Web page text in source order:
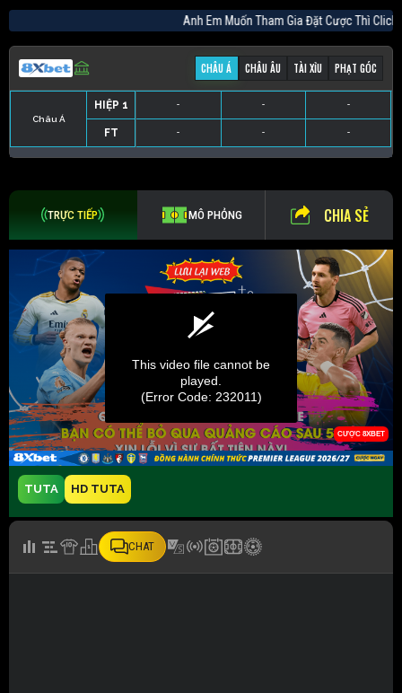
Anh Em Muốn Tham Gia Đặt Cược
CHÂU Á CHÂU ÂU TÀI XỈU PHẠT GÓC
Châu Á
HIỆP 1
FT
- - -
- - -
FT - - -
TRỰC TIẾP MÔ PHỎNG CHIA SẺ
TUTA HD TUTA
CHAT